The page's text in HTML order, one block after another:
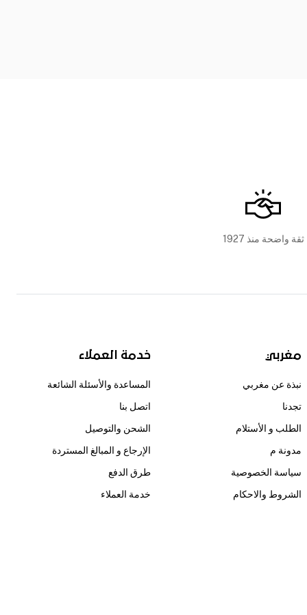
ثقة واضحة منذ 1927
مغربي
نبذة عن مغربي
تجدنا
الطلب و الأستلام
مدونة م
سياسة الخصوصية
الشروط والاحكام
خدمة العملاء
المساعدة والأسئلة الشائعة
اتصل بنا
الشحن والتوصيل
الإرجاع و المبالغ المستردة
طرق الدفع
خدمة العملاء